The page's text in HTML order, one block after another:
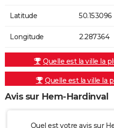
Latitude 50.153096
Longitude 2.287364
Quelle est la ville la
Quelle est la ville la
Avis sur Hem-Hardinval
Quel est votre avis sur